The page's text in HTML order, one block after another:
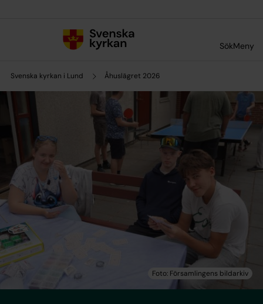
SökMeny
Svenska kyrkan i Lund Åhuslägret 2026